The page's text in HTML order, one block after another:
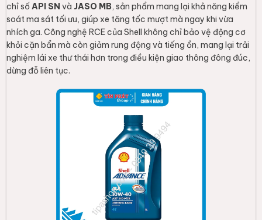
chỉ sốAPI SN và JASO MB, sản phẩm mang lại khả năng kiểm
soát ma sát tối ưu, giúp xe tăng tốc mượt mà ngay khi vừa
nhích ga. Công nghệ RCE của Shell không chỉ bảo vệ động cơ
khỏi cặn bẩn mà còn giảm rung động và tiếng ồn, mang lại trải
nghiệm lái xe thư thái hơn trong điều kiện giao thông đông đúc,
dừng đỗ liên tục.